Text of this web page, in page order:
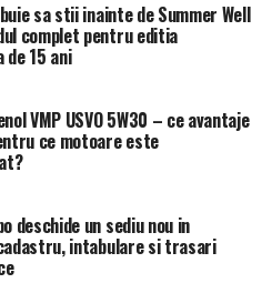
PRIMA
EXATLON! Vladimir
| Capitala24
lucrările la una dintre
/ Comisarul de Prahova –
sa stii inainte de Summer Well
complet pentru editia
de 15 ani
VMP USVO 5W30 – ce avantaje
ce motoare este
deschide un sediu nou in
intabulare si trasari